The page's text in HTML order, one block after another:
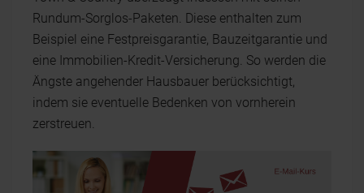
Rundum-Sorglos-Paketen. Diese enthalten zum
Beispiel eine Festpreisgarantie, Bauzeitgarantie und
eine Immobilien-Kredit-Versicherung. So werden die
Ängste angehender Hausbauer berücksichtigt,
indem sie eventuelle Bedenken von vornherein
zerstreuen.